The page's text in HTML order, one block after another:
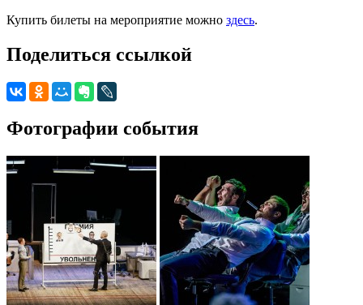
Купить билеты на мероприятие можно здесь.
Поделиться ссылкой
Фотографии события